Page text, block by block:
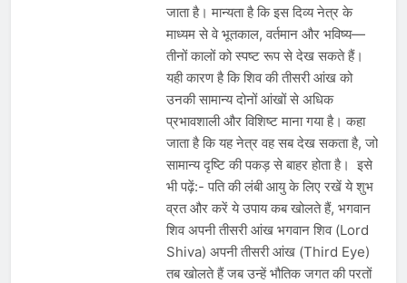
जाता है। मान्यता है कि इस दिव्य नेत्र के
माध्यम से वे भूतकाल, वर्तमान और भविष्य—
तीनों कालों को स्पष्ट रूप से देख सकते हैं।
यही कारण है कि शिव की तीसरी आंख को
उनकी सामान्य दोनों आंखों से अधिक
प्रभावशाली और विशिष्ट माना गया है। कहा
जाता है कि यह नेत्र वह सब देख सकता है, जो
सामान्य दृष्टि की पकड़ से बाहर होता है। इसे
भी पढ़ें:- पति की लंबी आयु के लिए रखें ये शुभ
व्रत और करें ये उपाय कब खोलते हैं, भगवान
शिव अपनी तीसरी आंख भगवान शिव (Lord
Shiva) अपनी तीसरी आंख (Third Eye)
तब खोलते हैं जब उन्हें भौतिक जगत की परतों